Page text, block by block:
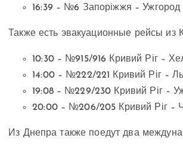
16:39 – №6 Запоріжжя – Ужгород
Также есть эвакуационные рейсы из
10:30 – №915/916 Кривий Ріг –
14:00 – №222/221 Кривий Ріг –
19:08 – №229/230 Кривий Ріг –
20:00 – №206/205 Кривий Ріг –
Из Днепра также поедут два